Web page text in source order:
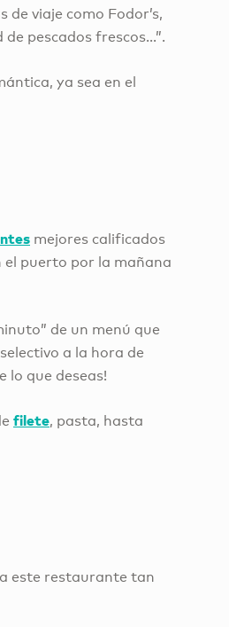
viaje como Fodor’s,
pescados frescos...”.
ya sea en el
mejores calificados
el puerto por la mañana
de un menú que
a la hora de
lo que deseas!
filete, pasta, hasta
este restaurante tan